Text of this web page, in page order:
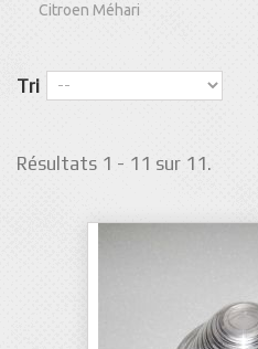
Citroen Méhari
Tri
Résultats 1 - 11 sur 11.